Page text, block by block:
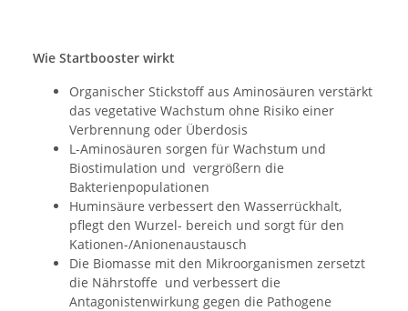
Wie Startbooster wirkt
Organischer Stickstoff aus Aminosäuren verstärkt
das vegetative Wachstum ohne Risiko einer
Verbrennung oder Überdosis
L-Aminosäuren sorgen für Wachstum und
Biostimulation und vergrößern die
Bakterienpopulationen
Huminsäure verbessert den Wasserrückhalt,
pflegt den Wurzel- bereich und sorgt für den
Kationen-/Anionenaustausch
Die Biomasse mit den Mikroorganismen zersetzt
die Nährstoffe und verbessert die
Antagonistenwirkung gegen die Pathogene